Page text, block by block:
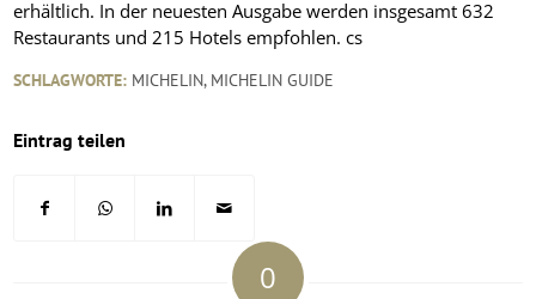
erhältlich. In der neuesten Ausgabe werden insgesamt 632
Restaurants und 215 Hotels empfohlen. cs
SCHLAGWORTE: MICHELIN, MICHELIN GUIDE
Eintrag teilen
0